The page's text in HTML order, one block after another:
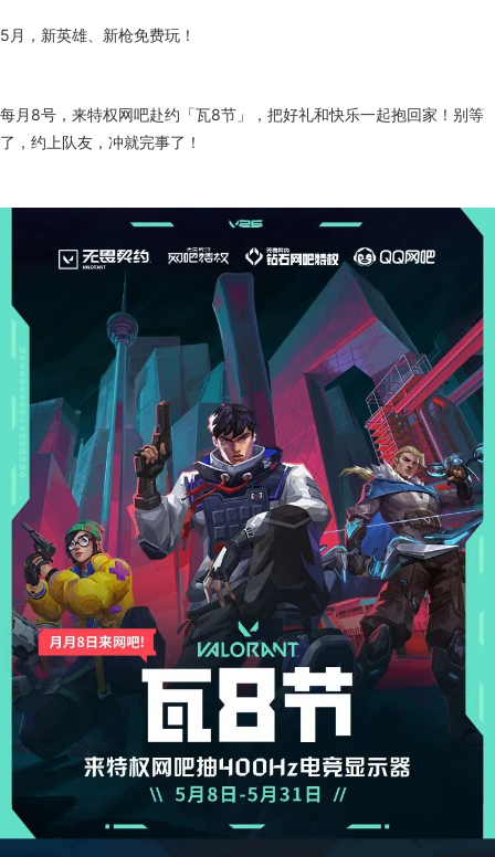
5月，新英雄、新枪免费玩！
每月8号，来特权网吧赴约「瓦8节」，把好礼和快乐一起抱回家！别等
了，约上队友，冲就完事了！